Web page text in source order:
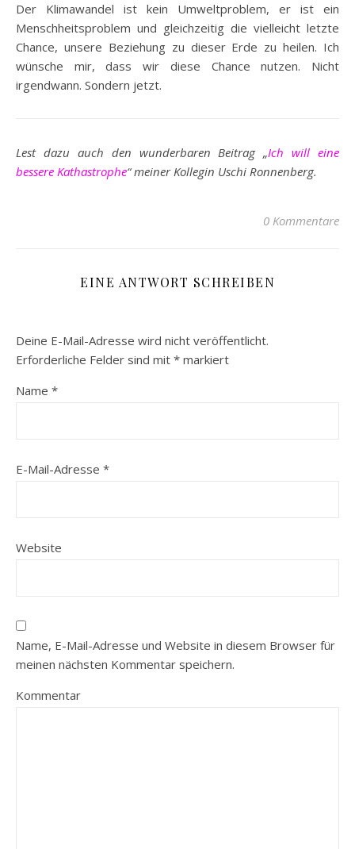
Der Klimawandel ist kein Umweltproblem, er ist ein
Menschheitsproblem und gleichzeitig die vielleicht letzte
Chance, unsere Beziehung zu dieser Erde zu heilen. Ich
wünsche mir, dass wir diese Chance nutzen. Nicht
irgendwann. Sondern jetzt.
Lest dazu auch den wunderbaren Beitrag „Ich will eine
bessere Kathastrophe“ meiner Kollegin Uschi Ronnenberg.
0 Kommentare
EINE ANTWORT SCHREIBEN
Deine E-Mail-Adresse wird nicht veröffentlicht.
Erforderliche Felder sind mit * markiert
Name *
E-Mail-Adresse *
Website
Name, E-Mail-Adresse und Website in diesem Browser für
meinen nächsten Kommentar speichern.
Kommentar